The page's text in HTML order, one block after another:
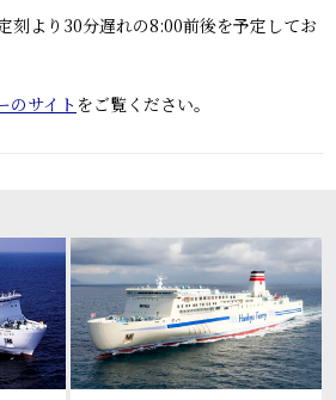
刻より30分遅れの8:00前後を予定してお
のサイト をご覧ください。